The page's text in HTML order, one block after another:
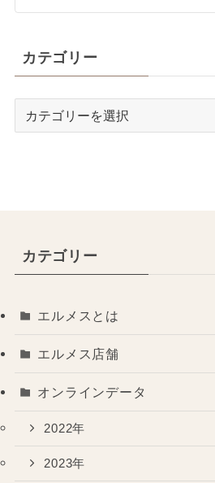
カテゴリー
カテゴリー
エルメスとは
エルメス店舗
オンラインデータ
2022年
2023年